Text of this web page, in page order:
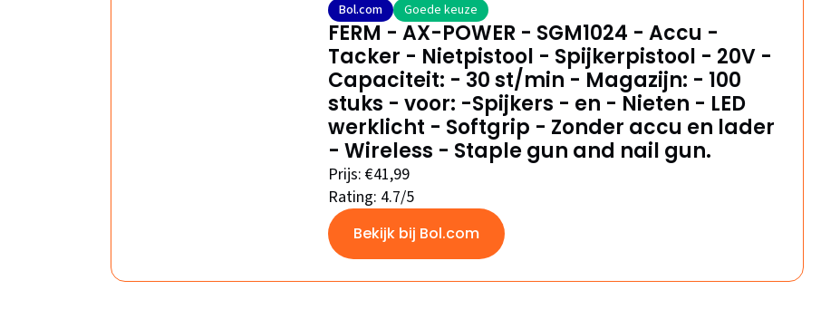
Bol.com Goede keuze
FERM - AX-POWER - SGM1024 - Accu -
Tacker - Nietpistool - Spijkerpistool - 20V -
Capaciteit: - 30 st/min - Magazijn: - 100
stuks - voor: -Spijkers - en - Nieten - LED
werklicht - Softgrip - Zonder accu en lader
- Wireless - Staple gun and nail gun.
Prijs: €41,99
Rating: 4.7/5
Bekijk bij Bol.com